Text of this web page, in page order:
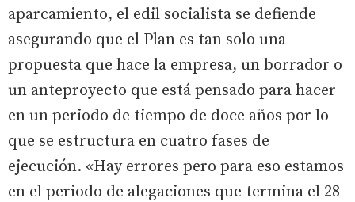
aparcamiento, el edil socialista se defiende
asegurando que el Plan es tan solo una
propuesta que hace la empresa, un borrador o
un anteproyecto que está pensado para hacer
en un periodo de tiempo de doce años por lo
que se estructura en cuatro fases de
ejecución. «Hay errores pero para eso estamos
en el periodo de alegaciones que termina el 28